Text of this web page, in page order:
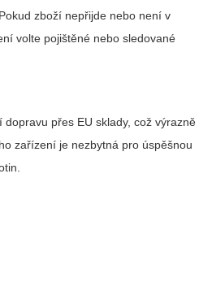
zboží nepřijde nebo není v
volte pojištěné nebo sledované
přes EU sklady, což výrazně
zařízení je nezbytná pro úspěšnou